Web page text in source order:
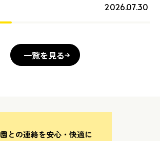
2026.07.30
一覧を見る
園との連絡を安心・快適に